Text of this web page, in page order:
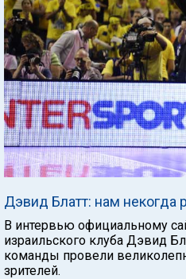
Дэвид Блатт: нам некогда
В интервью официальному
израильского клуба Дэвид
команды провели
зрителей.